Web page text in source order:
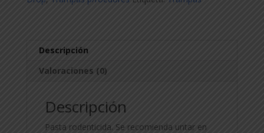
90grs
Descripción
Valoraciones (0)
Descripción
Pasta rodenticida. Se recomienda untar en